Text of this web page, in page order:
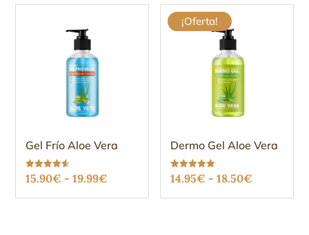
Gel Frío Aloe Vera
Valorado
con
de 5
15.90€ - 19.99€
de
¡Oferta!
Dermo Gel Aloe Vera
Valorado
con
de 5
14.95€ - 18.50€
de